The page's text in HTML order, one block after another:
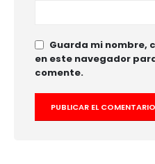
Guarda mi nombre,
en este navegador
comente.